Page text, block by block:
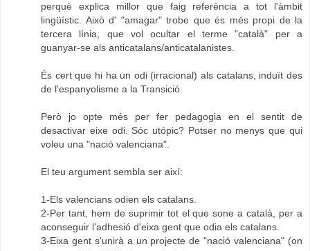
perquè explica millor que faig referència a tot l'àmbit
lingüístic. Això d' "amagar" trobe que és més propi de la
tercera línia, que vol ocultar el terme "català" per a
guanyar-se als anticatalans/anticatalanistes.
És cert que hi ha un odi (irracional) als catalans, induït des
de l'espanyolisme a la Transició.
Però jo opte més per fer pedagogia en el sentit de
desactivar eixe odi. Sóc utópic? Potser no menys que qui
voleu una "nació valenciana".
El teu argument sembla ser així:
1-Els valencians odien els catalans.
2-Per tant, hem de suprimir tot el que sone a català, per a
aconseguir l'adhesió d'eixa gent que odia els catalans.
3-Eixa gent s'unirà a un projecte de "nació valenciana" (on